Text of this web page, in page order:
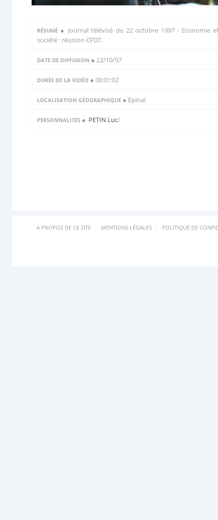
RÉSUMÉ ● Journal télévisé du 22 octobre 1997 - Economie
société : réunion CFDT.
DATE DE DIFFUSION ● 22/10/97
DURÉE DE LA VIDÉO ● 00:01:02
LOCALISATION GÉOGRAPHIQUE ● Epinal
PERSONNALITÉS ● PETIN Luc/
A PROPOS DE CE SITE MENTIONS LÉGALES POLITIQUE DE